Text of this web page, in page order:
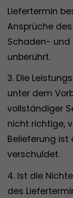
Liefertermin
Ansprüche
Schaden- und
unberührt.
3. Die
unter dem
vollständiger
nicht richtige,
Belieferung ist
verschuldet.
4. Ist die
des